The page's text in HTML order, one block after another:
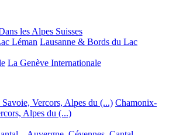
les Alpes Suisses
Léman Lausanne & Bords du Lac
La Genève Internationale
Vercors, Alpes du (...) Chamonix-
Alpes du (...)